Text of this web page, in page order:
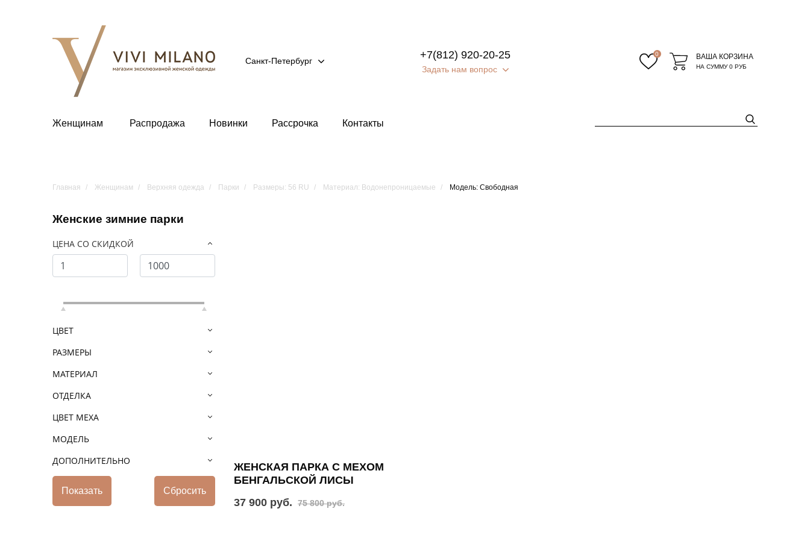
Санкт-Петербург
+7(812) 920-20-25
Задать нам вопрос
0 ВАША КОРЗИНА
НА СУММУ0 РУБ
Женщинам Распродажа Новинки Рассрочка Контакты
Главная Женщинам Верхняя одежда Парки Размеры: 56 RU Материал: Водонепроницаемые Модель: Свободная
Женские зимние парки
ЦЕНА СО СКИДКОЙ
ЦВЕТ
РАЗМЕРЫ
МАТЕРИАЛ
ОТДЕЛКА
ЦВЕТ МЕХА
МОДЕЛЬ
ДОПОЛНИТЕЛЬНО
ЖЕНСКАЯ ПАРКА С МЕХОМ
БЕНГАЛЬСКОЙ ЛИСЫ
37 900 руб.
75 800 руб.